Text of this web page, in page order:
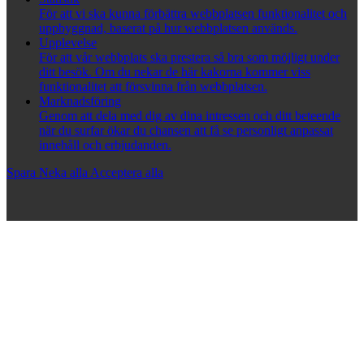
För att vi ska kunna förbättra webbplatsen funktionalitet och
uppbyggnad, baserat på hur webbplatsen används.
Upplevelse
För att vår webbplats ska prestera så bra som möjligt under
ditt besök. Om du nekar de här kakorna kommer viss
funktionalitet att försvinna från webbplatsen.
Marknadsföring
Genom att dela med dig av dina intressen och ditt beteende
när du surfar ökar du chansen att få se personligt anpassat
innehåll och erbjudanden.
Spara Neka alla Acceptera alla